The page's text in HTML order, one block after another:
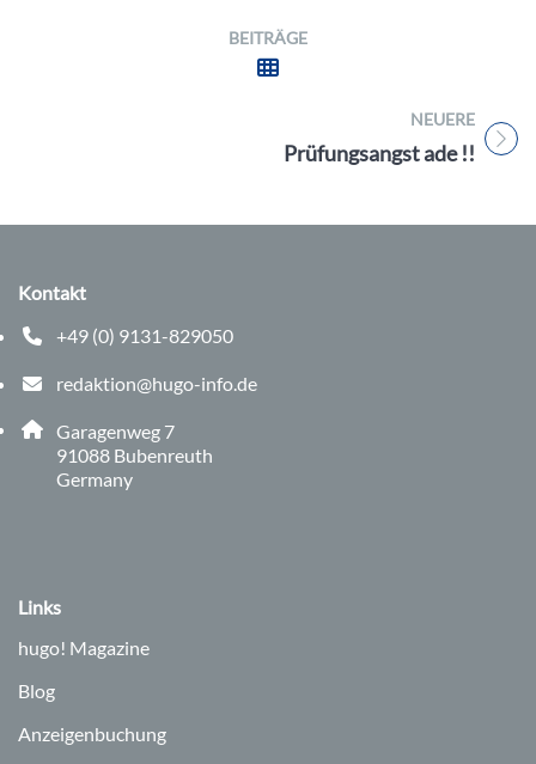
BEITRÄGE
NEUERE
Titel für Beitrag
Prüfungsangst ade !!
Kontakt
+49 (0) 9131-829050
Telefonnummer: 0 9 1 3 1 8 2 9 0 5 0
redaktion@hugo-info.de
E-Mail Adresse: redaktion@hugo-info.de
Adresse:
Garagenweg 7
91088 , 9 1 0 8 8
Bubenreuth
Germany
Links
hugo! Magazine
Blog
Anzeigenbuchung